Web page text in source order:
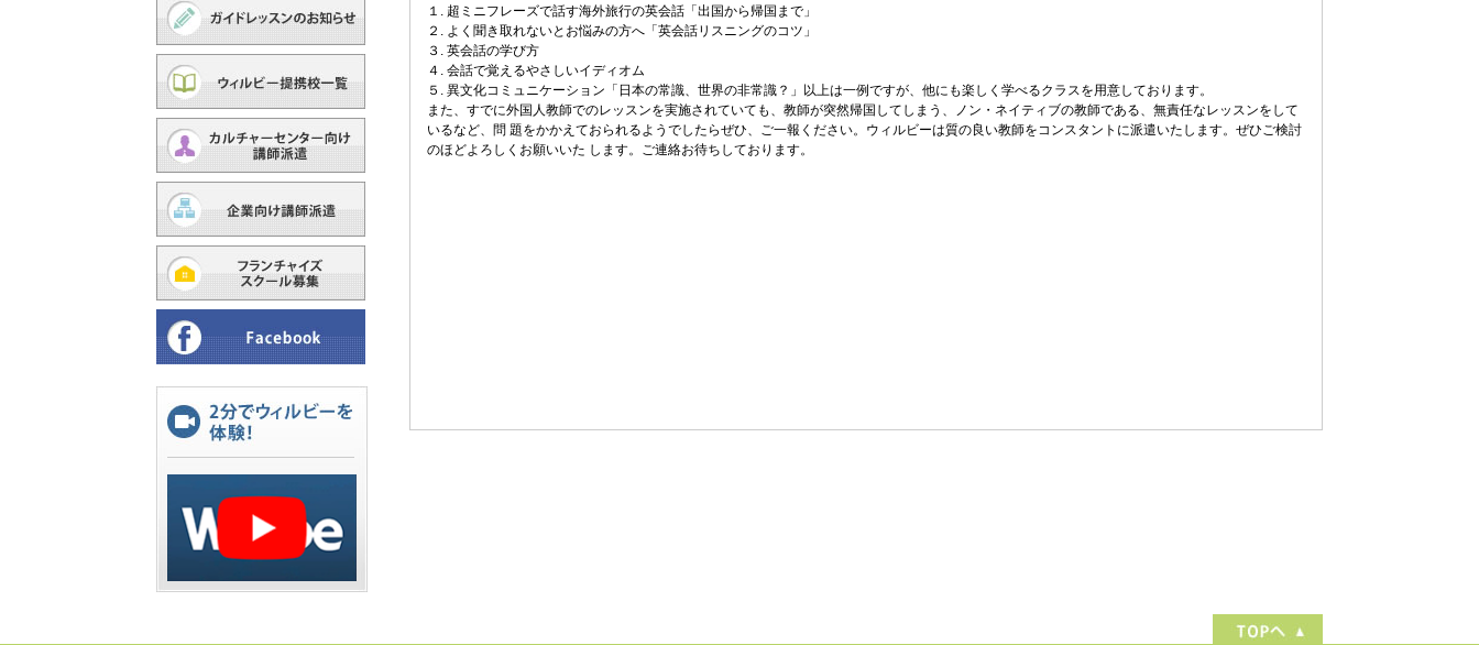
１. 超ミニフレーズで話す海外旅行の英会話「出国から帰国まで」
２. よく聞き取れないとお悩みの方へ「英会話リスニングのコツ」
３. 英会話の学び方
４. 会話で覚えるやさしいイディオム
５. 異文化コミュニケーション「日本の常識、世界の非常識？」以上は一例ですが、他にも楽しく学べるクラスを用意しております。
また、すでに外国人教師でのレッスンを実施されていても、教師が突然帰国してしまう、ノン・ネイティブの教師である、無責任なレッスンをして
いるなど、問 題をかかえておられるようでしたらぜひ、ご一報ください。ウィルビーは質の良い教師をコンスタントに派遣いたします。ぜひご検討
のほどよろしくお願いいた します。ご連絡お待ちしております。